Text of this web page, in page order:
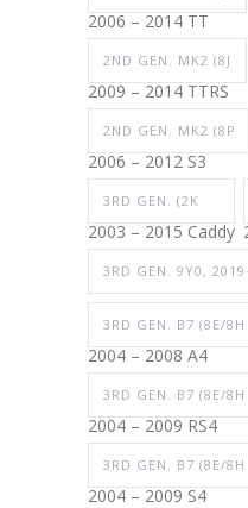
2006 – 2014 TT
2ND GEN. MK2 (8J
2009 – 2014 TTRS
2ND GEN. MK2 (8P
2006 – 2012 S3
3RD GEN. (2K
2003 – 2015 Caddy
3RD GEN. 9Y0,
3RD GEN. B7 (8E/8H
2004 – 2008 A4
3RD GEN. B7 (8E/8H
2004 – 2009 RS4
3RD GEN. B7 (8E/8H
2004 – 2009 S4